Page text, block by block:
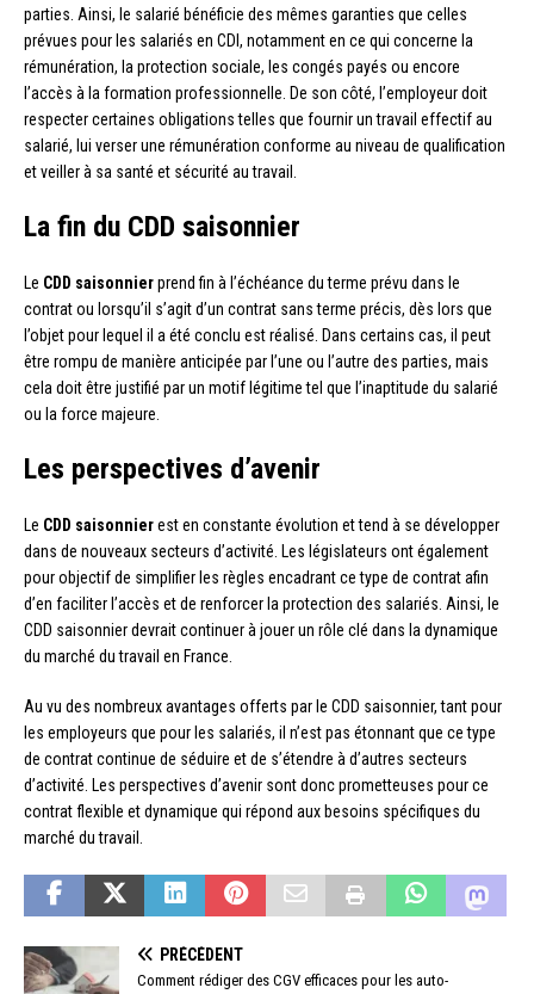
parties. Ainsi, le salarié bénéficie des mêmes garanties que celles
prévues pour les salariés en CDI, notamment en ce qui concerne la
rémunération, la protection sociale, les congés payés ou encore
l’accès à la formation professionnelle. De son côté, l’employeur doit
respecter certaines obligations telles que fournir un travail effectif au
salarié, lui verser une rémunération conforme au niveau de qualification
et veiller à sa santé et sécurité au travail.
La fin du CDD saisonnier
Le CDD saisonnierprend fin à l’échéance du terme prévu dans le
contrat ou lorsqu’il s’agit d’un contrat sans terme précis, dès lors que
l’objet pour lequel il a été conclu est réalisé. Dans certains cas, il peut
être rompu de manière anticipée par l’une ou l’autre des parties, mais
cela doit être justifié par un motif légitime tel que l’inaptitude du salarié
ou la force majeure.
Les perspectives d’avenir
Le CDD saisonnierest en constante évolution et tend à se développer
dans de nouveaux secteurs d’activité. Les législateurs ont également
pour objectif de simplifier les règles encadrant ce type de contrat afin
d’en faciliter l’accès et de renforcer la protection des salariés. Ainsi, le
CDD saisonnier devrait continuer à jouer un rôle clé dans la dynamique
du marché du travail en France.
Au vu des nombreux avantages offerts par le CDD saisonnier, tant pour
les employeurs que pour les salariés, il n’est pas étonnant que ce type
de contrat continue de séduire et de s’étendre à d’autres secteurs
d’activité. Les perspectives d’avenir sont donc prometteuses pour ce
contrat flexible et dynamique qui répond aux besoins spécifiques du
marché du travail.
PRÉCÉDENT
Comment rédiger des CGV efficaces pour les auto-